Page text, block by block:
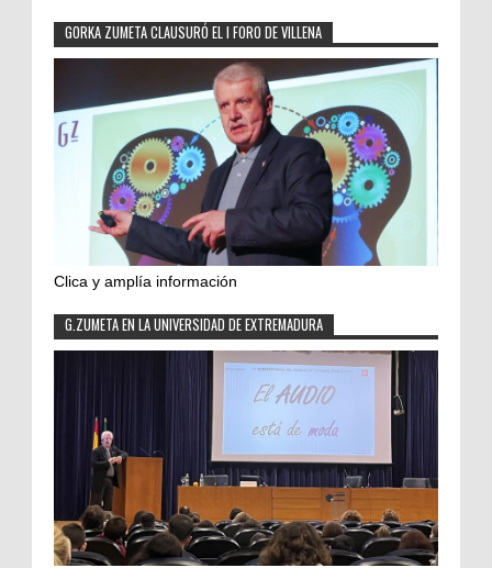
GORKA ZUMETA CLAUSURÓ EL I FORO DE VILLENA
Clica y amplía información
G.ZUMETA EN LA UNIVERSIDAD DE EXTREMADURA